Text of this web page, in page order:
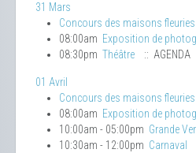
31 Mars
Concours des maisons
08:00am Exposition de
08:30pm Théâtre :: AGENDA
01 Avril
Concours des maisons
08:00am Exposition de
10:00am - 05:00pm Grande
10:30am - 12:00pm Carnaval